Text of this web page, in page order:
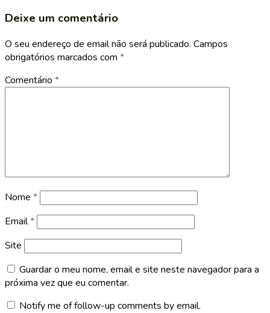
Deixe um comentário
O seu endereço de email não será publicado. Campos
obrigatórios marcados com *
Comentário *
Nome *
Email*
Site
Guardar o meu nome, email e site neste navegador para a
próxima vez que eu comentar.
Notify me of follow-up comments by email.